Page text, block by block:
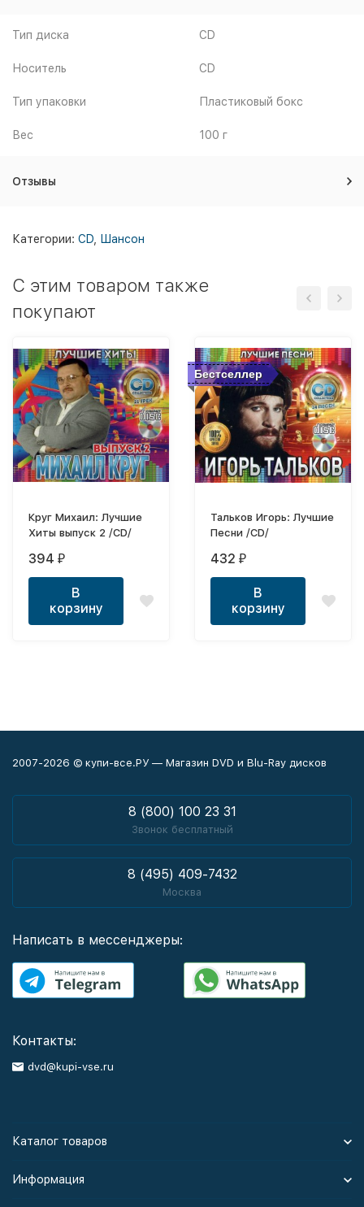
Тип диска CD
Носитель CD
Тип упаковки Пластиковый бокс
Вес 100 г
Отзывы
Категории: CD Шансон
C этим товаром также
покупают
Круг Михаил: Лучшие
Хиты выпуск 2 /CD/
394 ₽
В
корзину
Бестселлер
Тальков Игорь: Лучшие
Песни /CD/
432 ₽
В
корзину
2007-2026 © купи-все.РУ — Магазин DVD и Blu-Ray дисков
8 (800) 100 23 31
Звонок бесплатный
8 (495) 409-7432
Москва
Написать в мессенджеры:
Контакты:
dvd@kupi-vse.ru
Каталог товаров
Информация